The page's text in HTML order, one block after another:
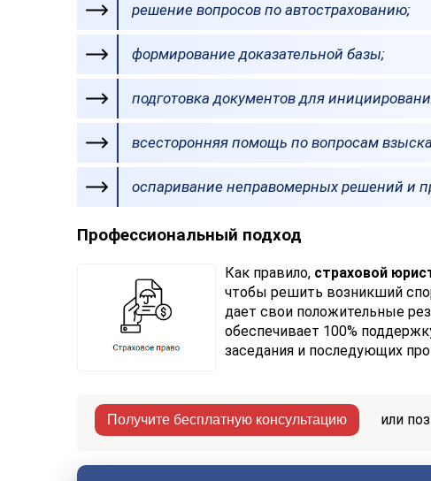
решение вопросов по автострахованию;
формирование доказательной базы;
подготовка документов для
всесторонняя помощь по вопросам
оспаривание неправомерных решений и
Профессиональный подход
Как правило, страховой
чтобы решить возникший
дает свои положительные
обеспечивает 100%
заседания и последующих
Получите бесплатную консультацию или